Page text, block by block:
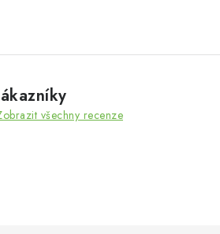
všechny recenze